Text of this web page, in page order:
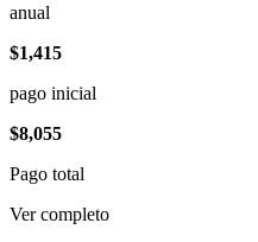
anual
$1,415
pago inicial
$8,055
Pago total
Ver completo